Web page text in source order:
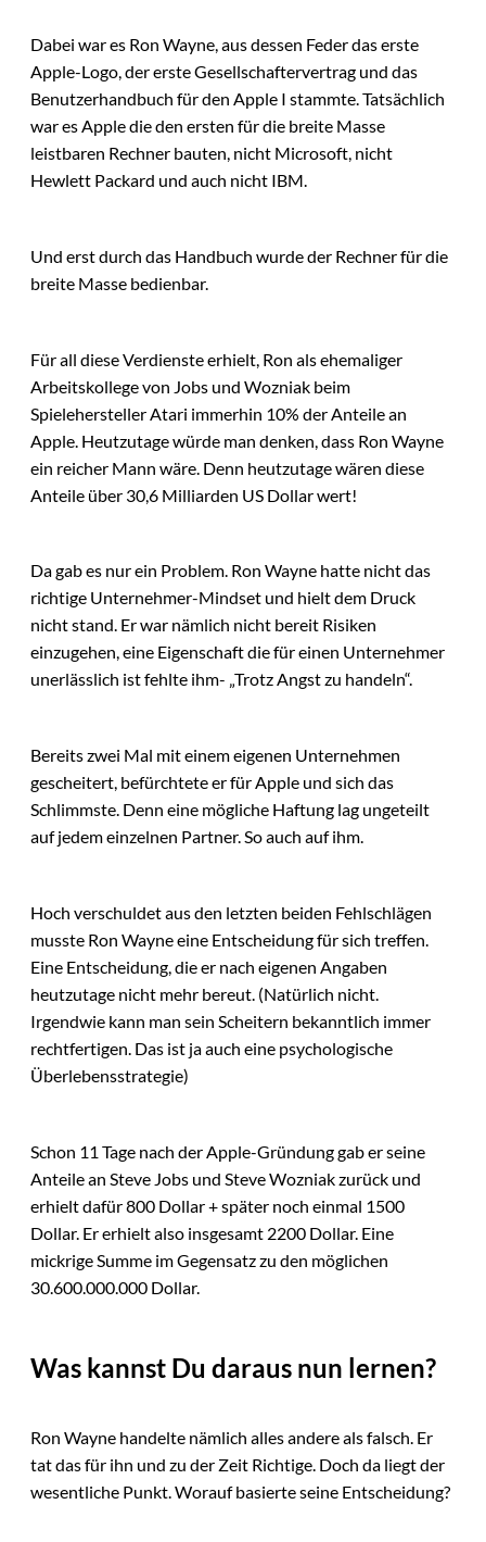
Dabei war es Ron Wayne, aus dessen Feder das erste
Apple-Logo, der erste Gesellschaftervertrag und das
Benutzerhandbuch für den Apple I stammte. Tatsächlich
war es Apple die den ersten für die breite Masse
leistbaren Rechner bauten, nicht Microsoft, nicht
Hewlett Packard und auch nicht IBM.
Und erst durch das Handbuch wurde der Rechner für die
breite Masse bedienbar.
Für all diese Verdienste erhielt, Ron als ehemaliger
Arbeitskollege von Jobs und Wozniak beim
Spielehersteller Atari immerhin 10% der Anteile an
Apple. Heutzutage würde man denken, dass Ron Wayne
ein reicher Mann wäre. Denn heutzutage wären diese
Anteile über 30,6 Milliarden US Dollar wert!
Da gab es nur ein Problem. Ron Wayne hatte nicht das
richtige Unternehmer-Mindset und hielt dem Druck
nicht stand. Er war nämlich nicht bereit Risiken
einzugehen, eine Eigenschaft die für einen Unternehmer
unerlässlich ist fehlte ihm- „Trotz Angst zu handeln“.
Bereits zwei Mal mit einem eigenen Unternehmen
gescheitert, befürchtete er für Apple und sich das
Schlimmste. Denn eine mögliche Haftung lag ungeteilt
auf jedem einzelnen Partner. So auch auf ihm.
Hoch verschuldet aus den letzten beiden Fehlschlägen
musste Ron Wayne eine Entscheidung für sich treffen.
Eine Entscheidung, die er nach eigenen Angaben
heutzutage nicht mehr bereut. (Natürlich nicht.
Irgendwie kann man sein Scheitern bekanntlich immer
rechtfertigen. Das ist ja auch eine psychologische
Überlebensstrategie)
Schon 11 Tage nach der Apple-Gründung gab er seine
Anteile an Steve Jobs und Steve Wozniak zurück und
erhielt dafür 800 Dollar + später noch einmal 1500
Dollar. Er erhielt also insgesamt 2200 Dollar. Eine
mickrige Summe im Gegensatz zu den möglichen
30.600.000.000 Dollar.
Was kannst Du daraus nun lernen?
Ron Wayne handelte nämlich alles andere als falsch. Er
tat das für ihn und zu der Zeit Richtige. Doch da liegt der
wesentliche Punkt. Worauf basierte seine Entscheidung?